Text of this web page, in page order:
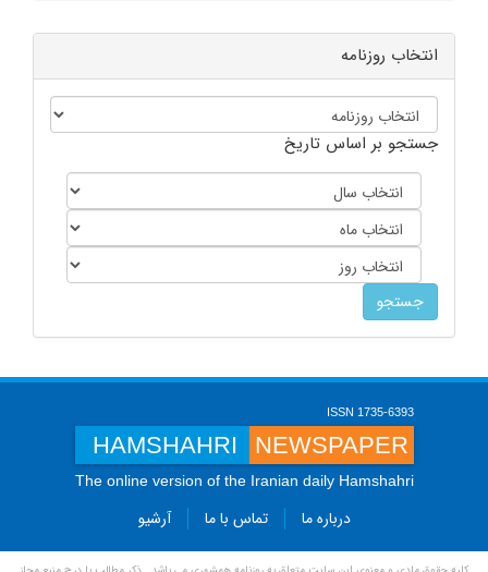
انتخاب روزنامه
جستجو بر اساس تاریخ
ISSN 1735-6393
HAMSHAHRI NEWSPAPER
The online version of the Iranian daily Hamshahri
درباره ما تماس با ما آرشیو